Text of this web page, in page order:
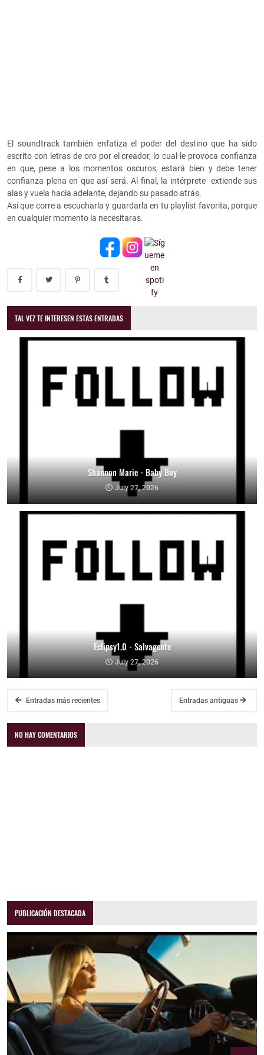
El soundtrack también enfatiza el poder del destino que ha sido
escrito con letras de oro por el creador, lo cual le provoca confianza
en que, pese a los momentos oscuros, estará bien y debe tener
confianza plena en que así será. Al final, la intérprete extiende sus
alas y vuela hacia adelante, dejando su pasado atrás.
Así que corre a escucharla y guardarla en tu playlist favorita, porque
en cualquier momento la necesitaras.
TAL VEZ TE INTERESEN ESTAS ENTRADAS
Shannon Marie - Baby Boy
July 27, 2026
Eclipsy1.0 - Salvagente
July 27, 2026
Entradas más recientes Entradas antiguas
NO HAY COMENTARIOS
PUBLICACIÓN DESTACADA